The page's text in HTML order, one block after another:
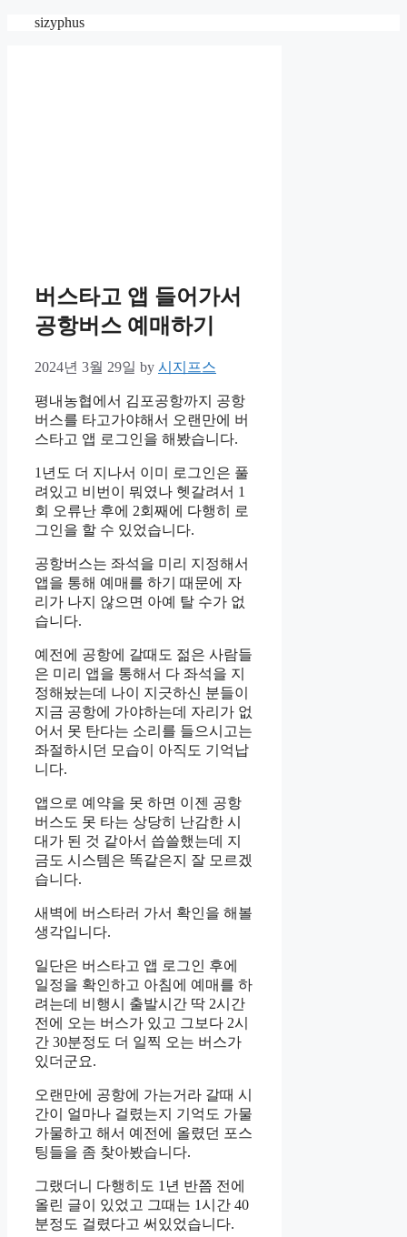
sizyphus
버스타고 앱 들어가서
공항버스 예매하기
2024년 3월 29일 by 시지프스
평내농협에서 김포공항까지 공항
버스를 타고가야해서 오랜만에 버
스타고 앱 로그인을 해봤습니다.
1년도 더 지나서 이미 로그인은 풀
려있고 비번이 뭐였나 헷갈려서 1
회 오류난 후에 2회째에 다행히 로
그인을 할 수 있었습니다.
공항버스는 좌석을 미리 지정해서
앱을 통해 예매를 하기 때문에 자
리가 나지 않으면 아예 탈 수가 없
습니다.
예전에 공항에 갈때도 젊은 사람들
은 미리 앱을 통해서 다 좌석을 지
정해놨는데 나이 지긋하신 분들이
지금 공항에 가야하는데 자리가 없
어서 못 탄다는 소리를 들으시고는
좌절하시던 모습이 아직도 기억납
니다.
앱으로 예약을 못 하면 이젠 공항
버스도 못 타는 상당히 난감한 시
대가 된 것 같아서 씁쓸했는데 지
금도 시스템은 똑같은지 잘 모르겠
습니다.
새벽에 버스타러 가서 확인을 해볼
생각입니다.
일단은 버스타고 앱 로그인 후에
일정을 확인하고 아침에 예매를 하
려는데 비행시 출발시간 딱 2시간
전에 오는 버스가 있고 그보다 2시
간 30분정도 더 일찍 오는 버스가
있더군요.
오랜만에 공항에 가는거라 갈때 시
간이 얼마나 걸렸는지 기억도 가물
가물하고 해서 예전에 올렸던 포스
팅들을 좀 찾아봤습니다.
그랬더니 다행히도 1년 반쯤 전에
올린 글이 있었고 그때는 1시간 40
분정도 걸렸다고 써있었습니다.